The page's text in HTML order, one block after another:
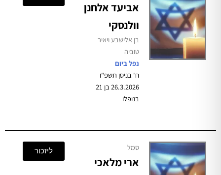
אביעד אלחנן
וולנסקי
בן אלישבע ויאיר
טוביה
נפל ביום
ח' בניסן תשפ"ו
26.3.2026 בן 21
סמל
ארי מלאכי